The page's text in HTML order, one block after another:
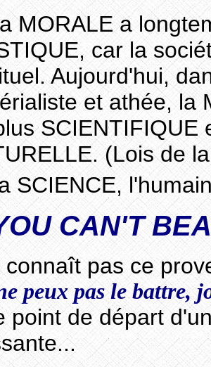
a
car la
Aujourd'hui,
et athée, la
SCIENTIFIQUE
(Lois de
SCIENCE,
CAN'T
connaît pas ce
peux pas le
point de départ